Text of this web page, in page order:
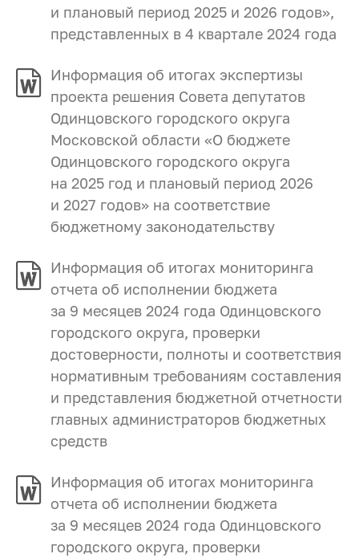
и плановый период 2025 и 2026 годов»,
представленных в 4 квартале 2024 года
Информация об итогах экспертизы
проекта решения Совета депутатов
Одинцовского городского округа
Московской области «О бюджете
Одинцовского городского округа
на 2025 год и плановый период 2026
и 2027 годов» на соответствие
бюджетному законодательству
Информация об итогах мониторинга
отчета об исполнении бюджета
за 9 месяцев 2024 года Одинцовского
городского округа, проверки
достоверности, полноты и соответствия
нормативным требованиям составления
и представления бюджетной отчетности
главных администраторов бюджетных
средств
Информация об итогах мониторинга
отчета об исполнении бюджета
за 9 месяцев 2024 года Одинцовского
городского округа, проверки